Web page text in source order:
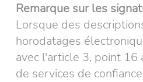
Remarque sur les
Lorsque des
horodatages
avec l'article 3, point 16
de services de